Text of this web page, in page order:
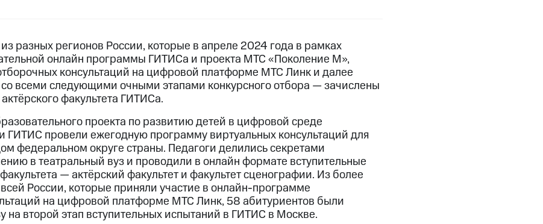
разных регионов России, которые в апреле 2024 года в рамках
онлайн программы ГИТИСа и проекта МТС «Поколение М»,
консультаций на цифровой платформе МТС Линк и далее
всеми следующими очными этапами конкурсного отбора — зачислены
факультета ГИТИСа.
проекта по развитию детей в цифровой среде
провели ежегодную программу виртуальных консультаций для
федеральном округе страны. Педагоги делились секретами
в театральный вуз и проводили в онлайн формате вступительные
— актёрский факультет и факультет сценографии. Из более
России, которые приняли участие в онлайн-программе
на цифровой платформе МТС Линк, 58 абитуриентов были
на второй этап вступительных испытаний в ГИТИС в Москве.